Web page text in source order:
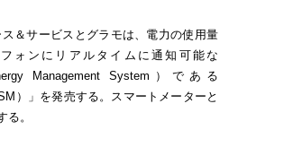
＆サービスとグラモは、電力の使用量
ォンにリアルタイムに通知可能な
Management System）である
）」を発売する。スマートメーターと
。